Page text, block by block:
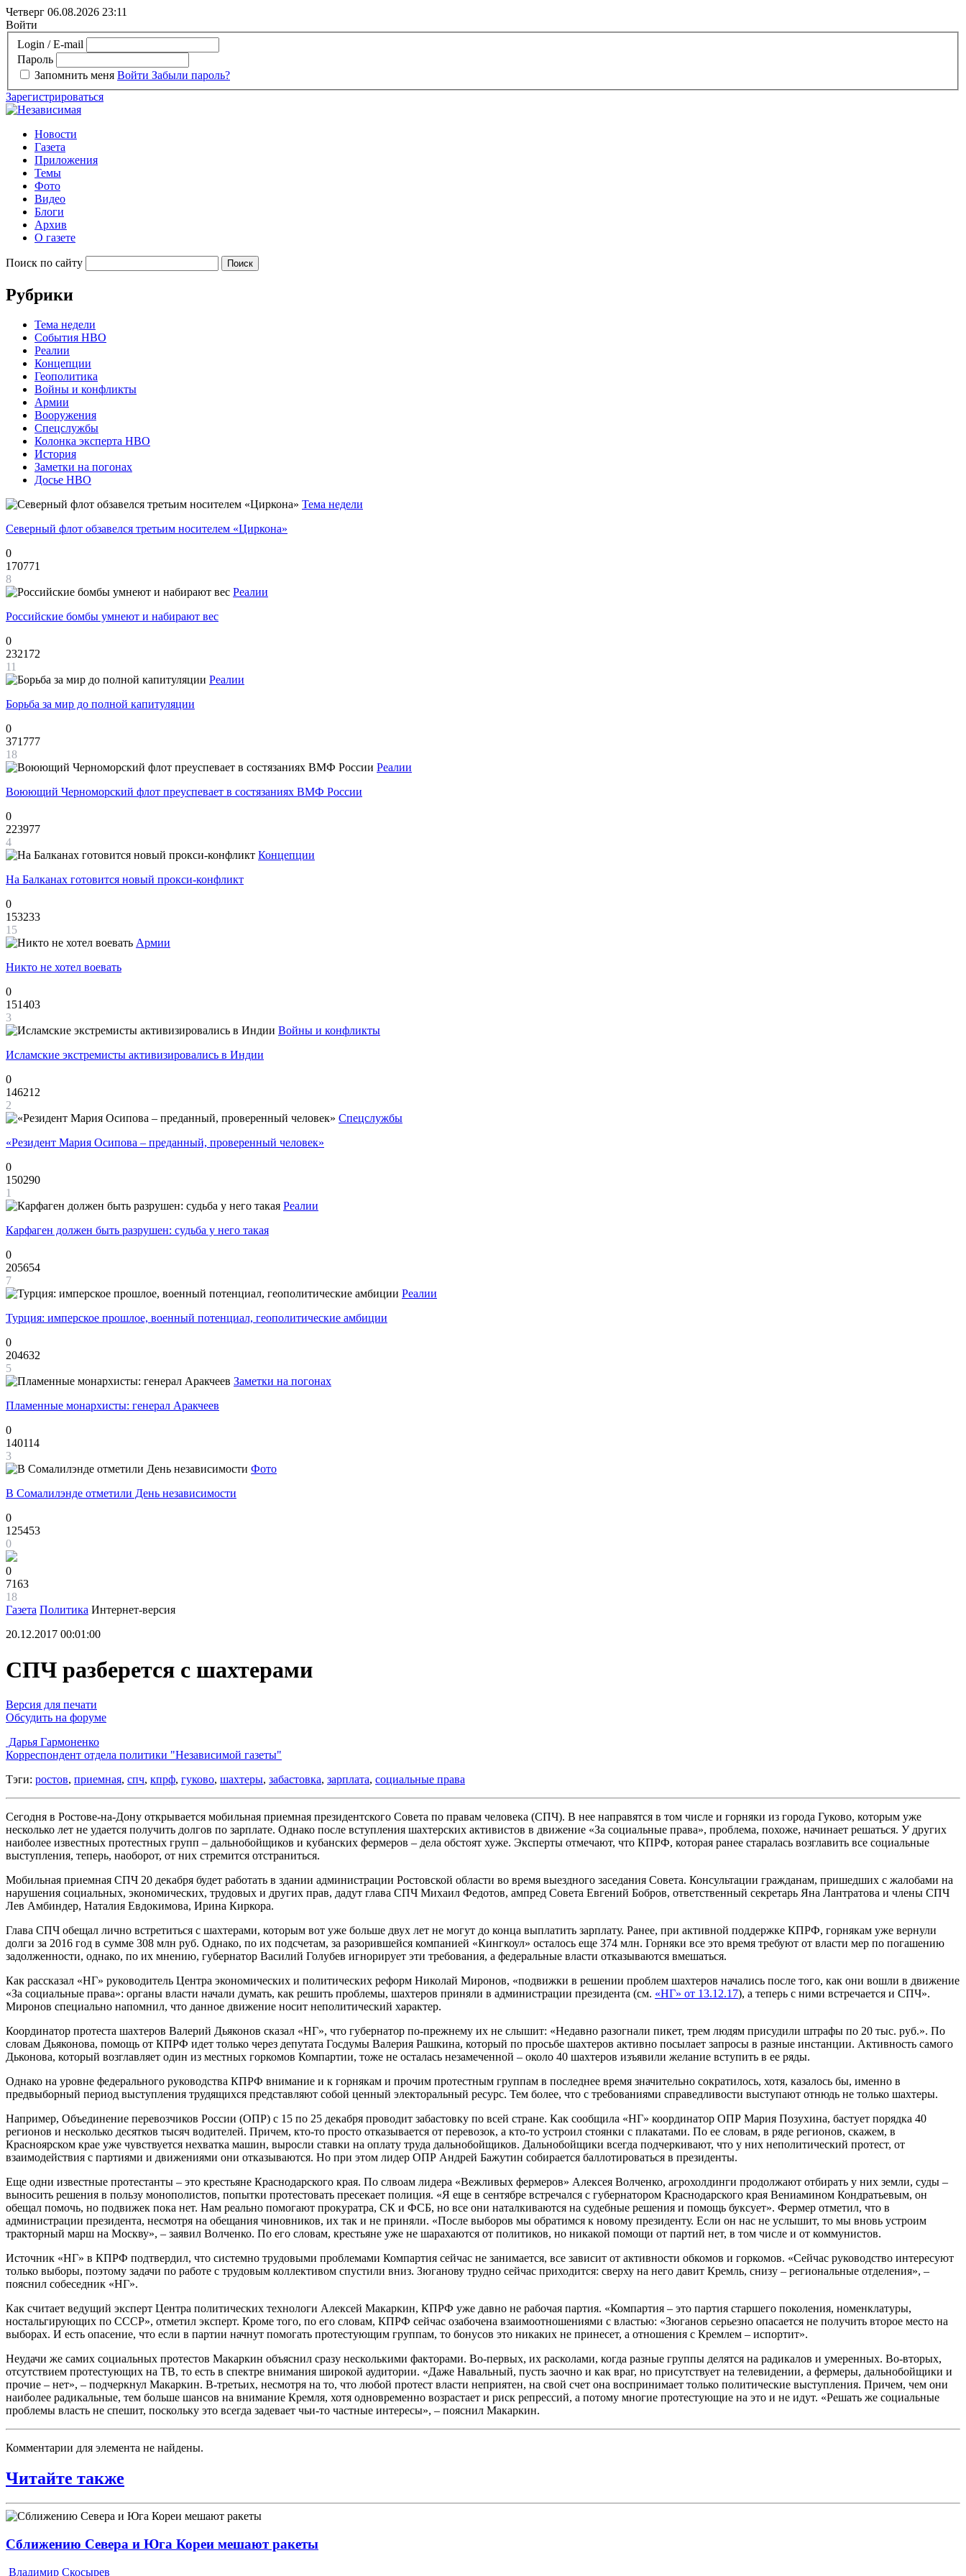
Четверг 06.08.2026 23:11
Войти
Login / E-mail
Пароль
Запомнить меня Войти Забыли пароль?
Зарегистрироваться
Новости
Газета
Приложения
Темы
Фото
Видео
Блоги
Архив
О газете
Поиск по сайту
Рубрики
Тема недели
События НВО
Реалии
Концепции
Геополитика
Войны и конфликты
Армии
Вооружения
Спецслужбы
Колонка эксперта НВО
История
Заметки на погонах
Досье НВО
Тема недели
Северный флот обзавелся третьим носителем «Циркона»
0
170771
8
Реалии
Российские бомбы умнеют и набирают вес
0
232172
11
Реалии
Борьба за мир до полной капитуляции
0
371777
18
Реалии
Воюющий Черноморский флот преуспевает в состязаниях ВМФ России
0
223977
4
Концепции
На Балканах готовится новый прокси-конфликт
0
153233
15
Армии
Никто не хотел воевать
0
151403
3
Войны и конфликты
Исламские экстремисты активизировались в Индии
0
146212
2
Спецслужбы
«Резидент Мария Осипова – преданный, проверенный человек»
0
150290
1
Реалии
Карфаген должен быть разрушен: судьба у него такая
0
205654
7
Реалии
Турция: имперское прошлое, военный потенциал, геополитические амбиции
0
204632
5
Заметки на погонах
Пламенные монархисты: генерал Аракчеев
0
140114
3
Фото
В Сомалилэнде отметили День независимости
0
125453
0
0
7163
18
Газета Политика Интернет-версия
20.12.2017 00:01:00
СПЧ разберется с шахтерами
Версия для печати
Обсудить на форуме
Дарья Гармоненко
Корреспондент отдела политики "Независимой газеты"
Тэги: ростов, приемная, спч, кпрф, гуково, шахтеры, забастовка, зарплата, социальные права
Сегодня в Ростове-на-Дону открывается мобильная приемная президентского Совета по правам человека (СПЧ). В нее направятся в том числе и горняки из города Гуково, которым уже
несколько лет не удается получить долгов по зарплате. Однако после вступления шахтерских активистов в движение «За социальные права», проблема, похоже, начинает решаться. У других
наиболее известных протестных групп – дальнобойщиков и кубанских фермеров – дела обстоят хуже. Эксперты отмечают, что КПРФ, которая ранее старалась возглавить все социальные
выступления, теперь, наоборот, от них стремится отстраниться.
Мобильная приемная СПЧ 20 декабря будет работать в здании администрации Ростовской области во время выездного заседания Совета. Консультации гражданам, пришедших с жалобами на
нарушения социальных, экономических, трудовых и других прав, дадут глава СПЧ Михаил Федотов, ампред Совета Евгений Бобров, ответственный секретарь Яна Лантратова и члены СПЧ
Лев Амбиндер, Наталия Евдокимова, Ирина Киркора.
Глава СПЧ обещал лично встретиться с шахтерами, которым вот уже больше двух лет не могут до конца выплатить зарплату. Ранее, при активной поддержке КПРФ, горнякам уже вернули
долги за 2016 год в сумме 308 млн руб. Однако, по их подсчетам, за разорившейся компанией «Кингкоул» осталось еще 374 млн. Горняки все это время требуют от власти мер по погашению
задолженности, однако, по их мнению, губернатор Василий Голубев игнорирует эти требования, а федеральные власти отказываются вмешаться.
Как рассказал «НГ» руководитель Центра экономических и политических реформ Николай Миронов, «подвижки в решении проблем шахтеров начались после того, как они вошли в движение
«За социальные права»: органы власти начали думать, как решить проблемы, шахтеров приняли в администрации президента (см. «НГ» от 13.12.17), а теперь с ними встречается и СПЧ».
Миронов специально напомнил, что данное движение носит неполитический характер.
Координатор протеста шахтеров Валерий Дьяконов сказал «НГ», что губернатор по-прежнему их не слышит: «Недавно разогнали пикет, трем людям присудили штрафы по 20 тыс. руб.». По
словам Дьяконова, помощь от КПРФ идет только через депутата Госдумы Валерия Рашкина, который по просьбе шахтеров активно посылает запросы в разные инстанции. Активность самого
Дьконова, который возглавляет один из местных горкомов Компартии, тоже не осталась незамеченной – около 40 шахтеров изъявили желание вступить в ее ряды.
Однако на уровне федерального руководства КПРФ внимание и к горнякам и прочим протестным группам в последнее время значительно сократилось, хотя, казалось бы, именно в
предвыборный период выступления трудящихся представляют собой ценный электоральный ресурс. Тем более, что с требованиями справедливости выступают отнюдь не только шахтеры.
Например, Объединение перевозчиков России (ОПР) с 15 по 25 декабря проводит забастовку по всей стране. Как сообщила «НГ» координатор ОПР Мария Позухина, бастует порядка 40
регионов и несколько десятков тысяч водителей. Причем, кто-то просто отказывается от перевозок, а кто-то устроил стоянки с плакатами. По ее словам, в ряде регионов, скажем, в
Красноярском крае уже чувствуется нехватка машин, выросли ставки на оплату труда дальнобойщиков. Дальнобойщики всегда подчеркивают, что у них неполитический протест, от
взаимодействия с партиями и движениями они отказываются. Но при этом лидер ОПР Андрей Бажутин собирается баллотироваться в президенты.
Еще одни известные протестанты – это крестьяне Краснодарского края. По слвоам лидера «Вежливых фермеров» Алексея Волченко, агрохолдинги продолжают отбирать у них земли, суды –
выносить решения в пользу монополистов, попытки протестовать пресекает полиция. «Я еще в сентябре встречался с губернатором Краснодарского края Вениамином Кондратьевым, он
обещал помочь, но подвижек пока нет. Нам реально помогают прокуратра, СК и ФСБ, но все они наталкиваются на судебные решения и помощь буксует». Фермер отметил, что в
администрации президента, несмотря на обещания чиновников, их так и не приняли. «После выборов мы обратимся к новому президенту. Если он нас не услышит, то мы вновь устроим
тракторный марш на Москву», – заявил Волченко. По его словам, крестьяне уже не шарахаются от политиков, но никакой помощи от партий нет, в том числе и от коммунистов.
Источник «НГ» в КПРФ подтвердил, что системно трудовыми проблемами Компартия сейчас не занимается, все зависит от активности обкомов и горкомов. «Сейчас руководство интересуют
только выборы, поэтому задачи по работе с трудовым коллективом спустили вниз. Зюганову трудно сейчас приходится: сверху на него давит Кремль, снизу – региональные отделения», –
пояснил собеседник «НГ».
Как считает ведущий эксперт Центра политических технологи Алексей Макаркин, КПРФ уже давно не рабочая партия. «Компартия – это партия старшего поколения, номенклатуры,
ностальгирующих по СССР», отметил эксперт. Кроме того, по его словам, КПРФ сейчас озабочена взаимоотношениями с властью: «Зюганов серьезно опасается не получить второе место на
выборах. И есть опасение, что если в партии начнут помогать протестующим группам, то бонусов это никаких не принесет, а отношения с Кремлем – испортит».
Неудачи же самих социальных протестов Макаркин объяснил сразу несколькими факторами. Во-первых, их расколами, когда разные группы делятся на радикалов и умеренных. Во-вторых,
отсутствием протестующих на ТВ, то есть в спектре внимания широкой аудитории. «Даже Навальный, пусть заочно и как враг, но присутствует на телевидении, а фермеры, дальнобойщики и
прочие – нет», – подчеркнул Макаркин. В-третьих, несмотря на то, что любой протест власти неприятен, на свой счет она воспринимает только политические выступления. Причем, чем они
наиболее радикальные, тем больше шансов на внимание Кремля, хотя одновременно возрастает и риск репрессий, а потому многие протестующие на это и не идут. «Решать же социальные
проблемы власть не спешит, поскольку это всегда задевает чьи-то частные интересы», – пояснил Макаркин.
Комментарии для элемента не найдены.
Читайте также
Сближению Севера и Юга Кореи мешают ракеты
Владимир Скосырев